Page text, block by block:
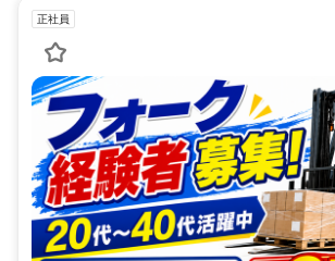
正社員